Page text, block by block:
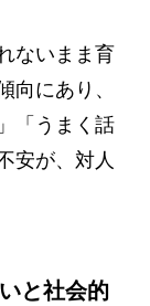
ないまま育
向にあり、
「うまく話
安が、対人
と社会的